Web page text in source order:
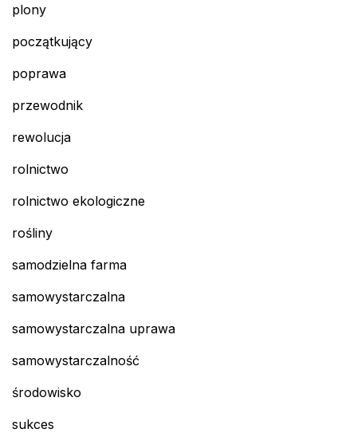
plony
początkujący
poprawa
przewodnik
rewolucja
rolnictwo
rolnictwo ekologiczne
rośliny
samodzielna farma
samowystarczalna
samowystarczalna uprawa
samowystarczalność
środowisko
sukces